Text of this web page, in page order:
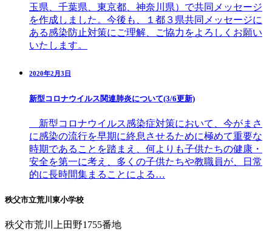
玉県、千葉県、東京都、神奈川県）で共同メッセージ
を作成しました。今後も、１都３県共同メッセージに
ある感染防止対策にご理解、ご協力をよろしくお願い
いたします。
2020年2月3日
新型コロナウイルス関連肺炎について(3/6更新)
新型コロナウイルス感染症対策において、今がまさ
に感染の流行を早期に終息させるために極めて重要な
時期であることを踏まえ、何よりも子供たちの健康・
安全を第一に考え、多くの子供たちや教職員が、日常
的に長時間集まることによる…
秩父市立荒川東小学校
秩父市荒川上田野1755番地